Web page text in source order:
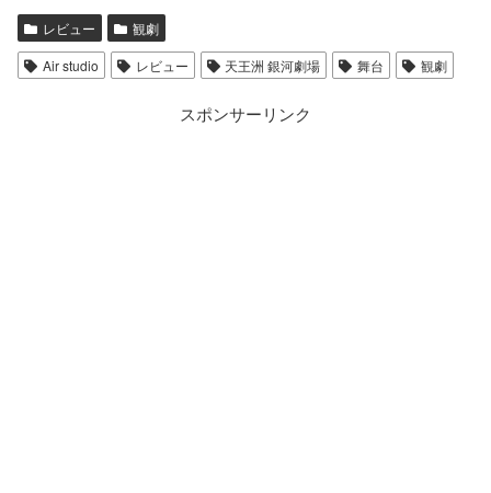
レビュー 観劇
Air studio レビュー 天王洲 銀河劇場 舞台 観劇
スポンサーリンク